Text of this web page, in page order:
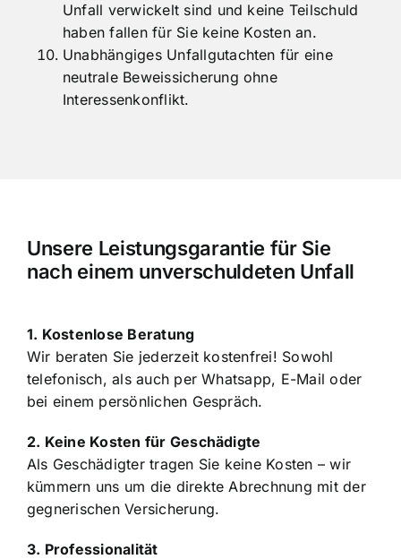
Unfall verwickelt sind und keine Teilschuld
haben fallen für Sie keine Kosten an.
Unabhängiges Unfallgutachten für eine
neutrale Beweissicherung ohne
Interessenkonflikt.
Unsere Leistungsgarantie für Sie
nach einem unverschuldeten Unfall
1. Kostenlose Beratung
Wir beraten Sie jederzeit kostenfrei! Sowohl
telefonisch, als auch per Whatsapp, E-Mail oder
bei einem persönlichen Gespräch.
2. Keine Kosten für Geschädigte
Als Geschädigter tragen Sie keine Kosten – wir
kümmern uns um die direkte Abrechnung mit der
gegnerischen Versicherung.
3. Professionalität